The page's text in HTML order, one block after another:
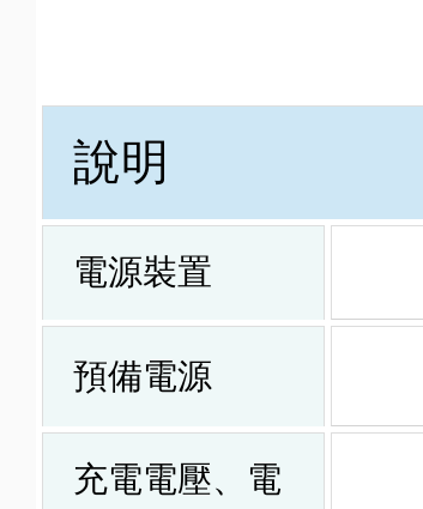
說明
電源裝置
預備電源
充電電壓、電